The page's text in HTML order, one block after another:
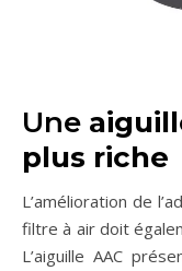
Une
plus riche
L’amélioration de
filtre à air doit
L’aiguille AAC